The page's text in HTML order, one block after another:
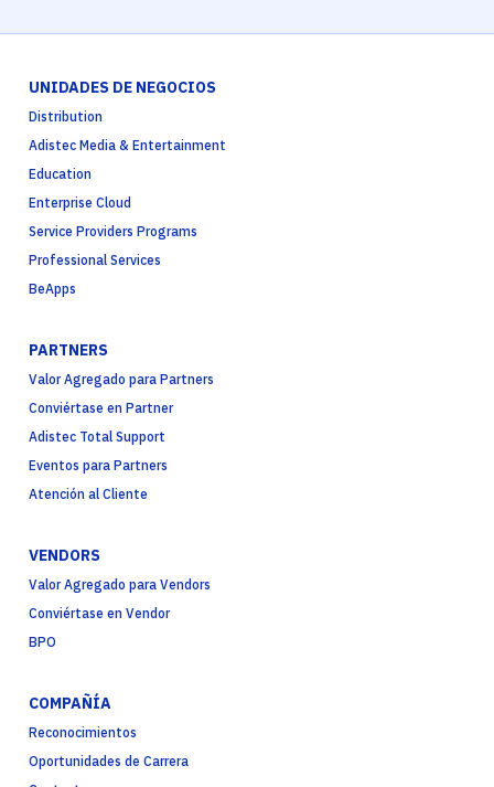
UNIDADES DE NEGOCIOS
Distribution
Adistec Media & Entertainment
Education
Enterprise Cloud
Service Providers Programs
Professional Services
BeApps
PARTNERS
Valor Agregado para Partners
Conviértase en Partner
Adistec Total Support
Eventos para Partners
Atención al Cliente
VENDORS
Valor Agregado para Vendors
Conviértase en Vendor
BPO
COMPAÑÍA
Reconocimientos
Oportunidades de Carrera